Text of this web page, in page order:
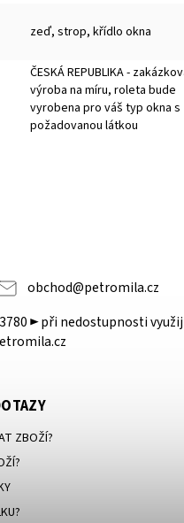
zeď, strop, křídlo okna
ČESKÁ REPUBLIKA -
výroba na míru, roleta bude
vyrobena pro váš typ okna s
požadovanou látkou
obchod@petromila.cz
► při nedostupnosti
ZBOŽÍ?